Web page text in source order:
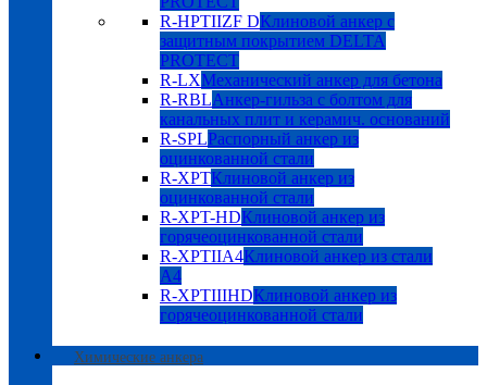
R-HPTIIZF DКлиновой анкер с
защитным покрытием DELTA
PROTECT
R-LXМеханический анкер для бетона
R-RBLАнкер-гильза с болтом для
канальных плит и керамич. оснований
R-SPLРаспорный анкер из
оцинкованной стали
R-XPTКлиновой анкер из
оцинкованной стали
R-XPT-HDКлиновой анкер из
горячеоцинкованной стали
R-XPTIIA4Клиновой анкер из стали
А4
R-XPTIIIHDКлиновой анкер из
горячеоцинкованной стали
Химические анкера